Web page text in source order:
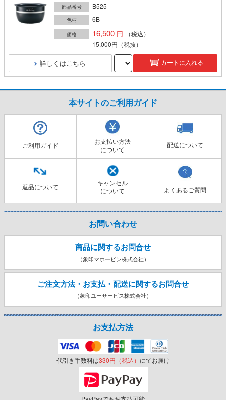
部品番号 B525
色柄 6B
価格 16,500
（税込）
15,000円 （税抜）
詳しくはこちら カートに入れる
本サイトのご利用ガイド
ご利用ガイド
お支払い方法
について
配送について
返品について
キャンセル
について
よくあるご質問
お問い合わせ
商品に関するお問合せ
（象印マホービン株式会社）
ご注文方法・お支払・配送に関するお問合せ
（象印ユーサービス株式会社）
お支払方法
代引き手数料は330円（税込） にてお届け